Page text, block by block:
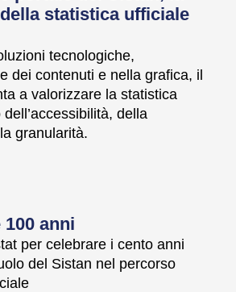
statistica ufficiale
tecnologiche,
dei contenuti e nella grafica, il
a valorizzare la statistica
della
granularità.
100 anni
per celebrare i cento anni
del Sistan nel percorso